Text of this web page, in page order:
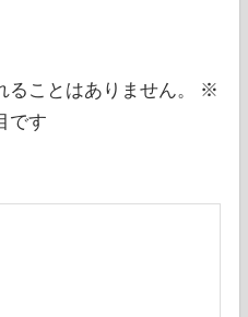
ことはありません。
※
です